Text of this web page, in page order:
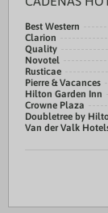
Best Western
Clarion
Quality
Novotel
Rusticae
Pierre & Vacances
Hilton Garden Inn
Crowne Plaza
Doubletree by
Van der Valk